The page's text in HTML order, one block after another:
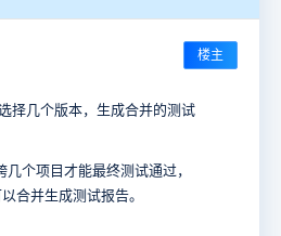
楼主
择几个版本，生成合并的测试
个项目才能最终测试通过，
合并生成测试报告。